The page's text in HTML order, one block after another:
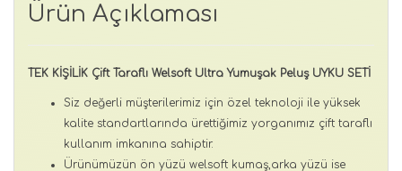
Ürün Açıklaması
TEK KİŞİLİK Çift Taraflı Welsoft Ultra Yumuşak Peluş UYKU SETİ
Siz değerli müşterilerimiz için özel teknoloji ile yüksek
kalite standartlarında ürettiğimiz yorganımız çift taraflı
kullanım imkanına sahiptir.
Ürünümüzün ön yüzü welsoft kumaş,arka yüzü ise